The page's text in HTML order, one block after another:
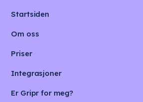
Startsiden
Om oss
Priser
Integrasjoner
Er Gripr for meg?